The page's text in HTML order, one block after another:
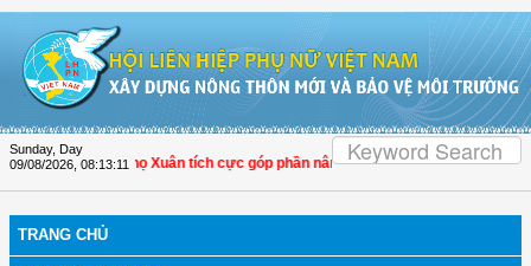
Sunday, Day
09/08/2026 08:13:12
Hội LHPN Thọ Xuân tích cực góp phần nâng cao tỷ lệ người dân tham gia
TRANG CHỦ